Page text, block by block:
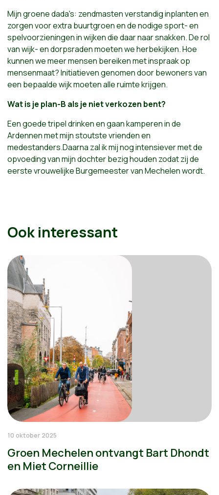
Mijn groene dada's: zendmasten verstandig inplanten en
zorgen voor extra buurtgroen en de nodige sport- en
spelvoorzieningen in wijken die daar naar snakken. De rol
van wijk- en dorpsraden moeten we herbekijken. Hoe
kunnen we meer mensen bereiken met inspraak op
mensenmaat? Initiatieven genomen door bewoners van
een bepaalde wijk moeten alle ruimte krijgen.
Wat is je plan-B als je niet verkozen bent?
Een goede tripel drinken en gaan kamperen in de
Ardennen met mijn stoutste vrienden en
medestanders.Daarna zal ik mij nog intensiever met de
opvoeding van mijn dochter bezig houden zodat zij de
eerste vrouwelijke Burgemeester van Mechelen wordt.
Ook interessant
10 oktober 2025
Groen Mechelen ontvangt Bart Dhondt
en Miet Corneillie